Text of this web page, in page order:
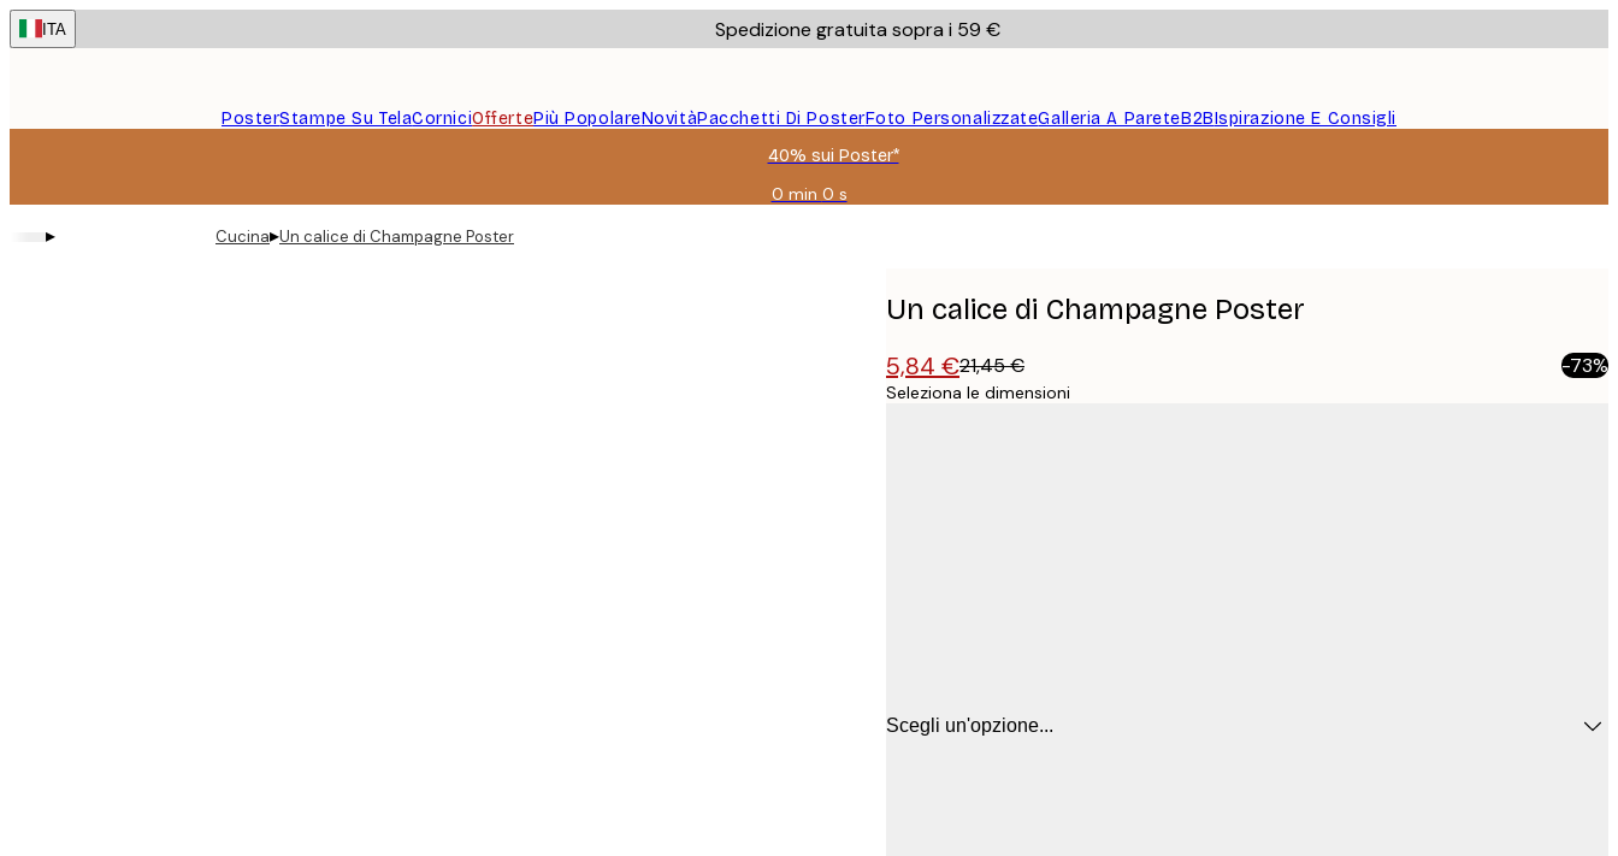
Skip
to
ITA Spedizione gratuita sopra i 59 €
PosterStampe Su TelaCorniciOffertePiù PopolareNovitàPacchetti Di PosterFoto PersonalizzateGalleria A PareteB2BIspirazione E Consigli
40% sui Poster*
0 min 0 s
Valido
▸ Cucina▸Un calice di Champagne Poster
Un calice di Champagne Poster
5,84 €21,45 € -73%
Seleziona le dimensioni
Scegli un'opzione...